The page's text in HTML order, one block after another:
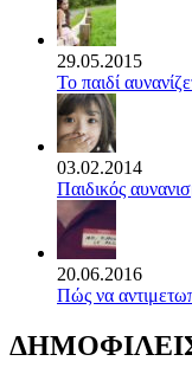
29.05.2015
Το παιδί
03.02.2014
Παιδικός
20.06.2016
Πώς να